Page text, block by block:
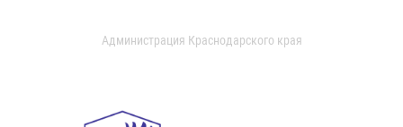
Администрация Краснодарского края